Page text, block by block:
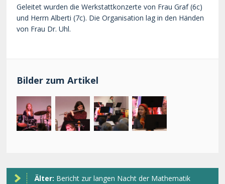
Geleitet wurden die Werkstattkonzerte von Frau Graf (6c)
und Herrn Alberti (7c). Die Organisation lag in den Händen
von Frau Dr. Uhl.
Bilder zum Artikel
Älter: Bericht zur langen Nacht der Mathematik